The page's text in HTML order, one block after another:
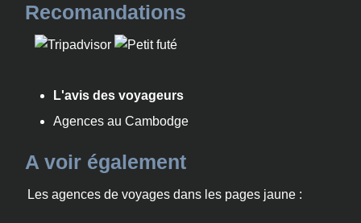
Recomandations
L'avis des voyageurs
Agences au Cambodge
A voir également
Les agences de voyages dans les pages jaune :